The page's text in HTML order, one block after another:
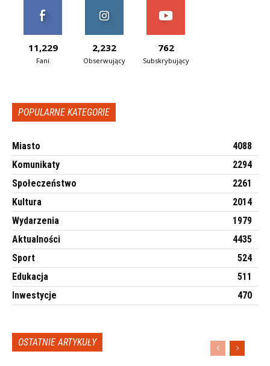
11,229
Fani
2,232
Obserwujący
762
Subskrybujący
POPULARNE KATEGORIE
Miasto
4088
Komunikaty
2294
Społeczeństwo
2261
Kultura
2014
Wydarzenia
1979
Aktualności
4435
Sport
524
Edukacja
511
Inwestycje
470
OSTATNIE ARTYKUŁY